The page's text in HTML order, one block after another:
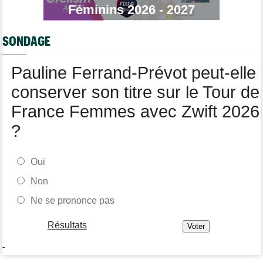
Tour de France
Geraint Thomas : "On est passé à côté du Tour..."
Le Mercato vélo est ouvert... Toutes les dernières infos de
05/08
Tour de France Femmes
Demi Vollering la 5e étape ! Ferrand-Prévot perd tout
Féminins 2026 - 2027
SONDAGE
Pauline Ferrand-Prévot peut-elle
conserver son titre sur le Tour de
France Femmes avec Zwift 2026
?
Oui
Non
Ne se prononce pas
Résultats
-